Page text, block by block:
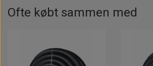
Ofte købt sammen med